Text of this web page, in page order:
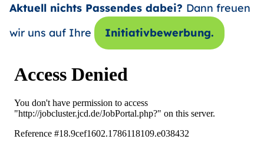
Aktuell nichts Passendes dabei? Dann freuen
wir uns auf Ihre
Initiativbewerbung.